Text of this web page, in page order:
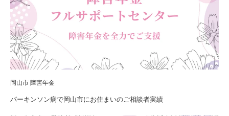
岡山市 障害年金
パーキンソン病で岡山市にお住まいのご相談者実績